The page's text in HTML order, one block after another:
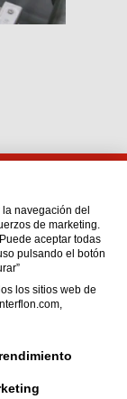
navegación del
de marketing.
aceptar todas
pulsando el botón
los sitios web de